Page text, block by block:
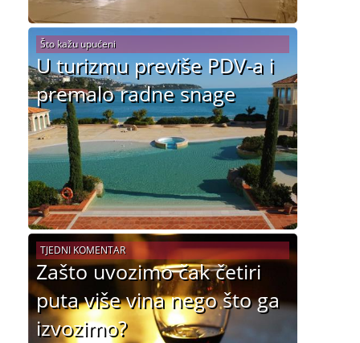
U turizmu previše PDV-a i
premalo radne snage
Što kažu upućeni
Zašto uvozimo čak četiri
puta više vina nego što ga
izvozimo?
TJEDNI KOMENTAR